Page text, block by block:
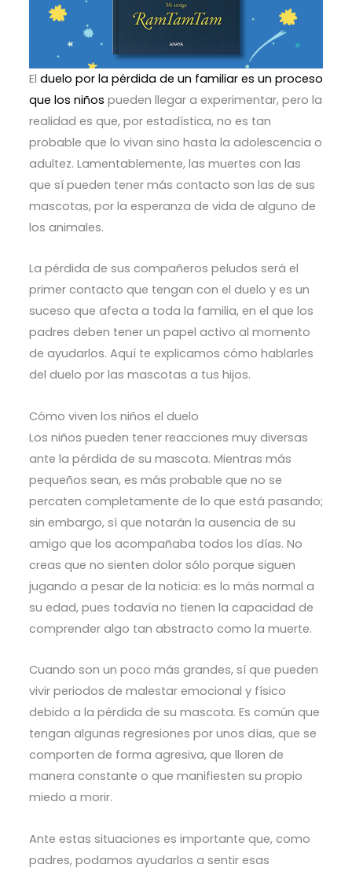
El duelo por la pérdida de un familiar es un proceso
que los niños pueden llegar a experimentar, pero la
realidad es que, por estadística, no es tan
probable que lo vivan sino hasta la adolescencia o
adultez. Lamentablemente, las muertes con las
que sí pueden tener más contacto son las de sus
mascotas, por la esperanza de vida de alguno de
los animales.
La pérdida de sus compañeros peludos será el
primer contacto que tengan con el duelo y es un
suceso que afecta a toda la familia, en el que los
padres deben tener un papel activo al momento
de ayudarlos. Aquí te explicamos cómo hablarles
del duelo por las mascotas a tus hijos.
Cómo viven los niños el duelo
Los niños pueden tener reacciones muy diversas
ante la pérdida de su mascota. Mientras más
pequeños sean, es más probable que no se
percaten completamente de lo que está pasando;
sin embargo, sí que notarán la ausencia de su
amigo que los acompañaba todos los días. No
creas que no sienten dolor sólo porque siguen
jugando a pesar de la noticia: es lo más normal a
su edad, pues todavía no tienen la capacidad de
comprender algo tan abstracto como la muerte.
Cuando son un poco más grandes, sí que pueden
vivir periodos de malestar emocional y físico
debido a la pérdida de su mascota. Es común que
tengan algunas regresiones por unos días, que se
comporten de forma agresiva, que lloren de
manera constante o que manifiesten su propio
miedo a morir.
Ante estas situaciones es importante que, como
padres, podamos ayudarlos a sentir esas